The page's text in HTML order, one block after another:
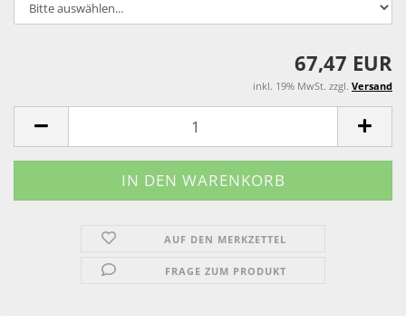
67,47 EUR
inkl. 19% MwSt. zzgl. Versand
AUF DEN MERKZETTEL
FRAGE ZUM PRODUKT